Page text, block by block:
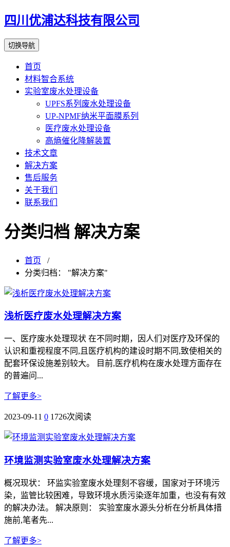
四川优浦达科技有限公司
切换导航
首页
材料智合系统
实验室废水处理设备
UPFS系列废水处理设备
UP-NPMF纳米平面膜系列
医疗废水处理设备
高熵催化降解装置
技术文章
解决方案
售后服务
关于我们
联系我们
分类归档 解决方案
首页 /
分类归档： "解决方案"
浅析医疗废水处理解决方案
一、医疗废水处理现状 在不同时期，因人们对医疗及环保的
认识和重视程度不同,且医疗机构的建设时期不同,致使相关的
配套环保设施差别较大。 目前,医疗机构在废水处理方面存在
的普遍问...
了解更多>
2023-09-11 0 1726次阅读
环境监测实验室废水处理解决方案
概况现状： 环监实验室废水处理刻不容缓，国家对于环境污
染，监管比较困难，导致环境水质污染逐年加重，也没有有效
的解决办法。 解决原则： 实验室废水源头分析在分析具体措
施前,笔者先...
了解更多>